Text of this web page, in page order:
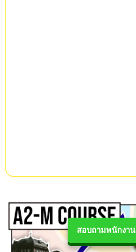
สอบถามพนักงาน